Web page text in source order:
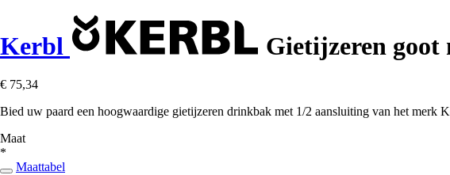
Kerbl Gietijzeren
€ 75,34
Bied uw paard een hoogwaardige gietijzeren drinkbak met 1/2 aansluiting van het merk
Maat
*
Maattabel